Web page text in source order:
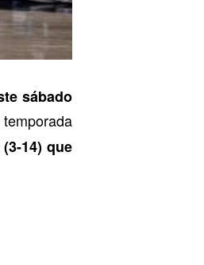
sábado
14) que